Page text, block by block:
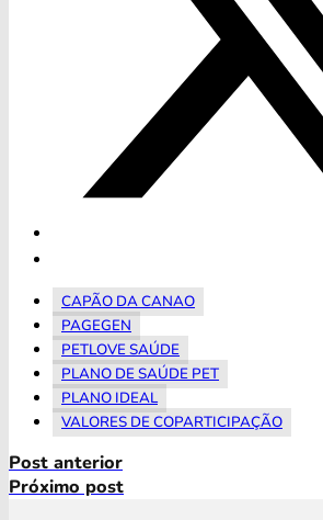
CAPÃO DA CANAO
PAGEGEN
PETLOVE SAÚDE
PLANO DE SAÚDE PET
PLANO IDEAL
VALORES DE COPARTICIPAÇÃO
Post anterior
Próximo post